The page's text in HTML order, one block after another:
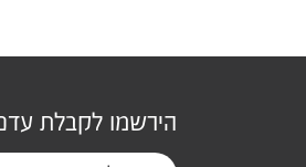
הירשמו לקבלת